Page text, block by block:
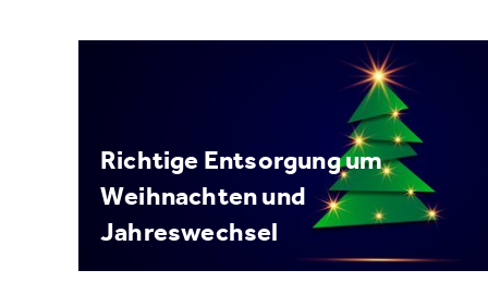
Richtige Entsorgung um
Weihnachten und
Jahreswechsel